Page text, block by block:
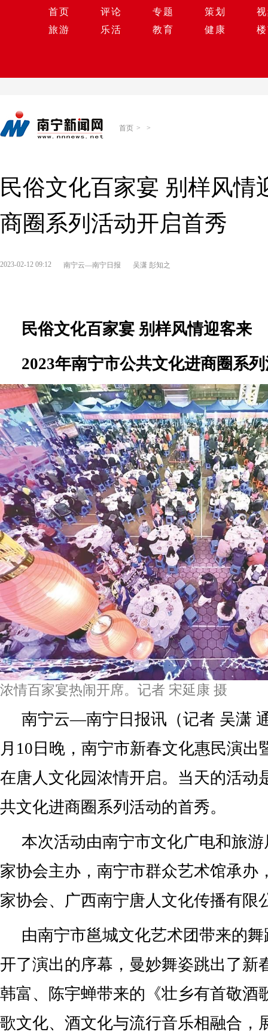
首页 评论 专题 策划
旅游
乐活 教育 健康
首页 > >
民俗文化百家宴 别样风情
商圈系列活动开启首秀
2023-02-12 09:12 南宁云—南宁日报 吴潇 彭知之
民俗文化百家宴 别样风情迎客来
2023年南宁市公共文化进商圈系
浓情百家宴热闹开席。记者 宋延康 摄
南宁云—南宁日报讯（记者 吴潇
月10日晚，南宁市新春文化惠民演出
在唐人文化园浓情开启。当天的活动
共文化进商圈系列活动的首秀。
本次活动由南宁市文化广电和旅
家协会主办，南宁市群众艺术馆承办
家协会、广西南宁唐人文化传播有限
由南宁市邕城文化艺术团带来的
开了演出的序幕，曼妙舞姿跳出了新
韩富、陈宇蝉带来的《壮乡有首敬酒
歌文化、酒文化与流行音乐相融合，